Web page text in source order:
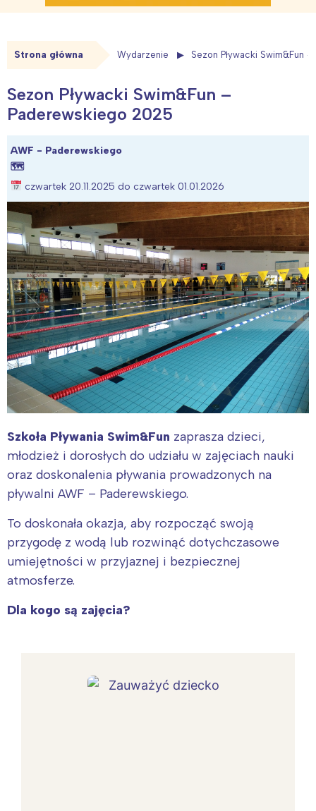
Strona główna Wydarzenie Sezon Pływacki Swim&Fun
Sezon Pływacki Swim&Fun –
Paderewskiego 2025
AWF - Paderewskiego
🗺
czwartek 20.11.2025 do czwartek 01.01.2026
Szkoła Pływania Swim&Fun zaprasza dzieci,
młodzież i dorosłych do udziału w zajęciach nauki
oraz doskonalenia pływania prowadzonych na
pływalni AWF – Paderewskiego.
To doskonała okazja, aby rozpocząć swoją
przygodę z wodą lub rozwinąć dotychczasowe
umiejętności w przyjaznej i bezpiecznej
atmosferze.
Dla kogo są zajęcia?